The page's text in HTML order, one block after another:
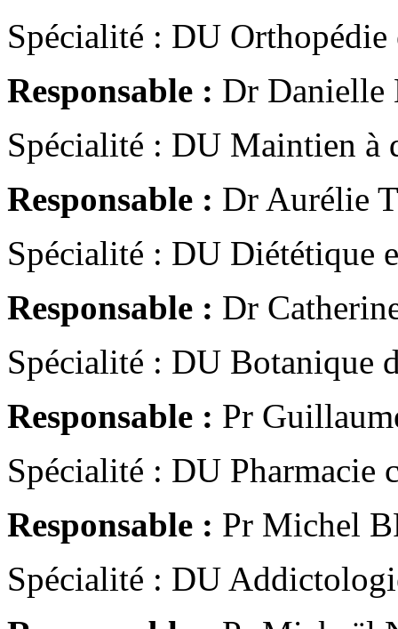
Spécialité : DU
Responsable : Dr
Spécialité : DU Maintien à
Responsable : Dr Aurélie
Spécialité : DU Diététique
Responsable : Dr
Spécialité : DU Botanique
Responsable : Pr
Spécialité : DU
Responsable : Pr Michel
Spécialité : DU